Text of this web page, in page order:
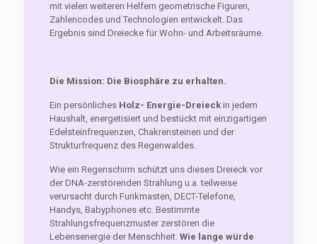
mit vielen weiteren Helfern geometrische Figuren,
Zahlencodes und Technologien entwickelt. Das
Ergebnis sind Dreiecke für Wohn- und Arbeitsräume.
Die Mission: Die Biosphäre zu erhalten.
Ein persönliches Holz- Energie-Dreieckin jedem
Haushalt, energetisiert und bestückt mit einzigartigen
Edelsteinfrequenzen, Chakrensteinen und der
Strukturfrequenz des Regenwaldes.
Wie ein Regenschirm schützt uns dieses Dreieck vor
der DNA-zerstörenden Strahlung u.a. teilweise
verursacht durch Funkmasten, DECT-Telefone,
Handys, Babyphones etc. Bestimmte
Strahlungsfrequenzmuster zerstören die
Lebensenergie der Menschheit. Wie lange würde